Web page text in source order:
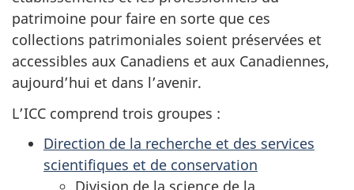
patrimoine pour faire en sorte que ces
collections patrimoniales soient préservées et
accessibles aux Canadiens et aux Canadiennes,
aujourd’hui et dans l’avenir.
L’ICC comprend trois groupes :
Direction de la recherche et des services
scientifiques et de conservation
Division de la science de la